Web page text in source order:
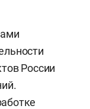
России